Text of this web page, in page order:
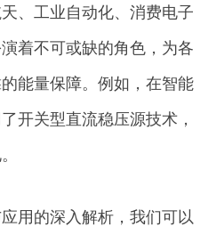
、工业自动化、消费电子
着不可或缺的角色，为各
能量保障。例如，在智能
开关型直流稳压源技术，
用的深入解析，我们可以